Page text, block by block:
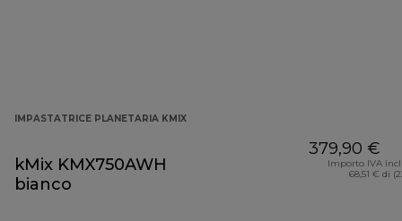
IMPASTATRICE PLANETARIA KMIX
kMix KMX750AWH
bianco
379,90 €
Importo IVA
68,51 € di